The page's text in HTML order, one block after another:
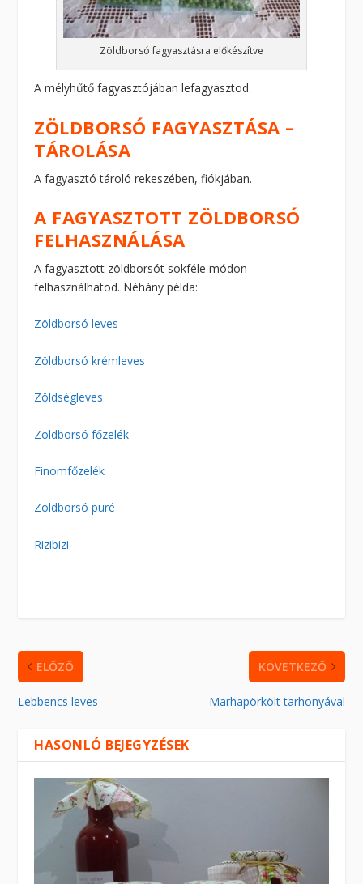
Zöldborsó fagyasztásra előkészítve
A mélyhűtő fagyasztójában lefagyasztod.
ZÖLDBORSÓ FAGYASZTÁSA –
TÁROLÁSA
A fagyasztó tároló rekeszében, fiókjában.
A FAGYASZTOTT ZÖLDBORSÓ
FELHASZNÁLÁSA
A fagyasztott zöldborsót sokféle módon
felhasználhatod. Néhány példa:
Zöldborsó leves
Zöldborsó krémleves
Zöldségleves
Zöldborsó főzelék
Finomfőzelék
Zöldborsó püré
Rizibizi
ELŐZŐ
Lebbencs leves
KÖVETKEZŐ
Marhapörkölt tarhonyával
HASONLÓ BEJEGYZÉSEK